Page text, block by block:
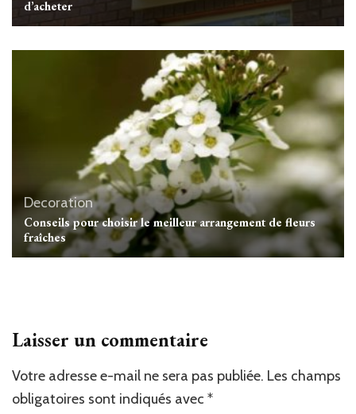
d’acheter
Decoration
Conseils pour choisir le meilleur arrangement de fleurs
fraîches
Laisser un commentaire
Votre adresse e-mail ne sera pas publiée. Les champs
obligatoires sont indiqués avec *
Alternative: